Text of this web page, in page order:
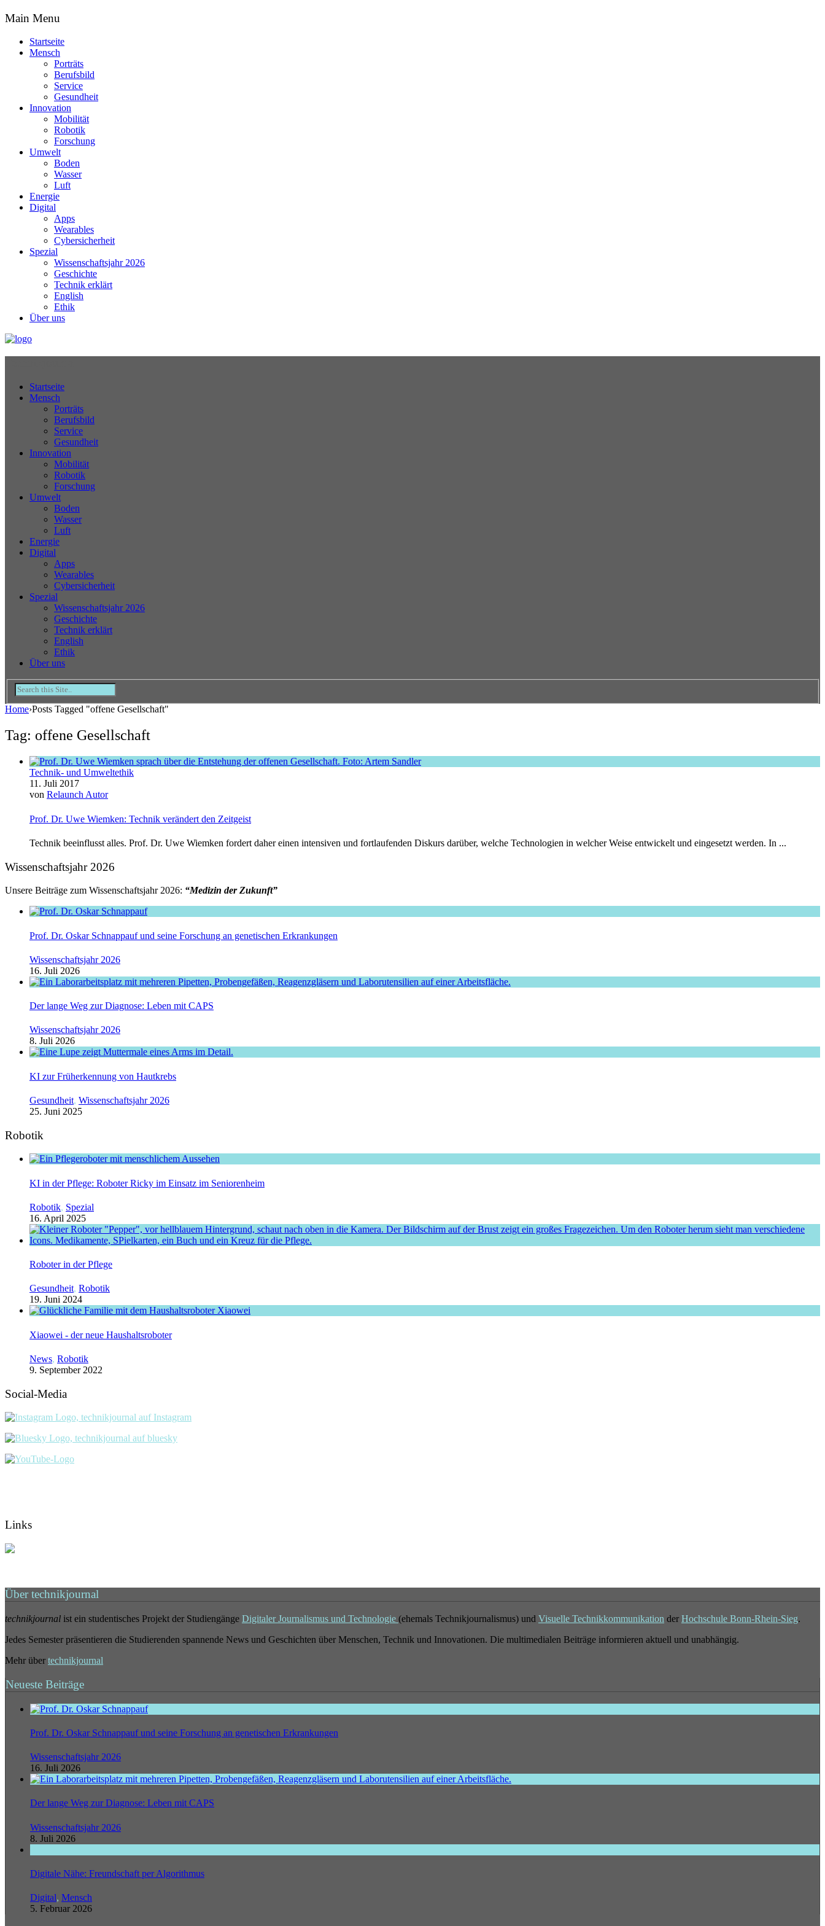
Main Menu
Startseite
Mensch
Porträts
Berufsbild
Service
Gesundheit
Innovation
Mobilität
Robotik
Forschung
Umwelt
Boden
Wasser
Luft
Energie
Digital
Apps
Wearables
Cybersicherheit
Spezial
Wissenschaftsjahr 2026
Geschichte
Technik erklärt
English
Ethik
Über uns
Startseite
Mensch
Porträts
Berufsbild
Service
Gesundheit
Innovation
Mobilität
Robotik
Forschung
Umwelt
Boden
Wasser
Luft
Energie
Digital
Apps
Wearables
Cybersicherheit
Spezial
Wissenschaftsjahr 2026
Geschichte
Technik erklärt
English
Ethik
Über uns
Home›Posts Tagged "offene Gesellschaft"
Tag: offene Gesellschaft
Technik- und Umweltethik
11. Juli 2017
von Relaunch Autor
Prof. Dr. Uwe Wiemken: Technik verändert den Zeitgeist
Technik beeinflusst alles. Prof. Dr. Uwe Wiemken fordert daher einen intensiven und fortlaufenden Diskurs darüber, welche Technologien in welcher Weise entwickelt und eingesetzt werden. In ...
Wissenschaftsjahr 2026
Unsere Beiträge zum Wissenschaftsjahr 2026: “Medizin der Zukunft”
Prof. Dr. Oskar Schnappauf und seine Forschung an genetischen Erkrankungen
Wissenschaftsjahr 2026
16. Juli 2026
Der lange Weg zur Diagnose: Leben mit CAPS
Wissenschaftsjahr 2026
8. Juli 2026
KI zur Früherkennung von Hautkrebs
Gesundheit, Wissenschaftsjahr 2026
25. Juni 2025
Robotik
KI in der Pflege: Roboter Ricky im Einsatz im Seniorenheim
Robotik, Spezial
16. April 2025
Roboter in der Pflege
Gesundheit, Robotik
19. Juni 2024
Xiaowei - der neue Haushaltsroboter
News, Robotik
9. September 2022
Social-Media
Links
Über technikjournal
technikjournal ist ein studentisches Projekt der Studiengänge Digitaler Journalismus und Technologie (ehemals Technikjournalismus) und Visuelle Technikkommunikation der Hochschule Bonn-Rhein-Sieg.
Jedes Semester präsentieren die Studierenden spannende News und Geschichten über Menschen, Technik und Innovationen. Die multimedialen Beiträge informieren aktuell und unabhängig.
Mehr über technikjournal
Neueste Beiträge
Prof. Dr. Oskar Schnappauf und seine Forschung an genetischen Erkrankungen
Wissenschaftsjahr 2026
16. Juli 2026
Der lange Weg zur Diagnose: Leben mit CAPS
Wissenschaftsjahr 2026
8. Juli 2026
Digitale Nähe: Freundschaft per Algorithmus
Digital, Mensch
5. Februar 2026